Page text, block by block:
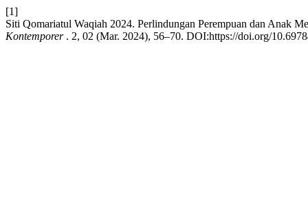
[1]
Siti Qomariatul Waqiah 2024. Perlindungan Perempuan dan Anak
Kontemporer . 2, 02 (Mar. 2024), 56–70. DOI:https://doi.org/